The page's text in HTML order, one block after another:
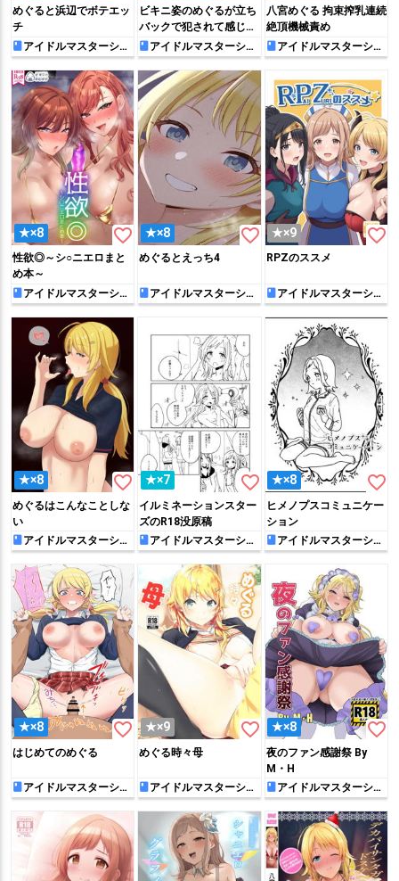
めぐると浜辺でボテエッ
チ
アイドルマスターシャ
イニーカラーズ
ビキニ姿のめぐるが立ち
バックで犯されて感じち
ゃう♡
アイドルマスターシャ
イニーカラーズ
八宮めぐる 拘束搾乳連続
絶頂機械責め
アイドルマスターシャ
イニーカラーズ
★×8 favorite_border
性欲◎～シ○ニエロまと
め本～
アイドルマスターシャ
イニーカラーズ
★×8 favorite_border
めぐるとえっち4
アイドルマスターシャ
イニーカラーズ
★×9 favorite_border
RPZのススメ
アイドルマスターシャ
イニーカラーズ
★×8 favorite_border
めぐるはこんなことしな
い
アイドルマスターシャ
イニーカラーズ
★×7 favorite_border
イルミネーションスター
ズのR18没原稿
アイドルマスターシャ
イニーカラーズ
★×8 favorite_border
ヒメノプスコミュニケー
ション
アイドルマスターシャ
イニーカラーズ
★×8 favorite_border
はじめてのめぐる
アイドルマスターシャ
イニーカラーズ
★×9 favorite_border
めぐる時々母
アイドルマスターシャ
イニーカラーズ
★×8 favorite_border
夜のファン感謝祭 By
M・H
アイドルマスターシャ
イニーカラーズ